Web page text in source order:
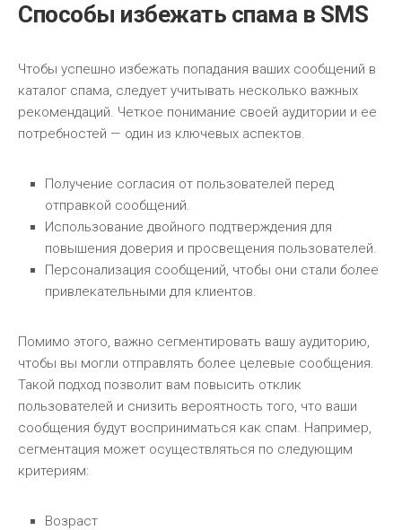
Способы избежать спама в SMS
Чтобы успешно избежать попадания ваших сообщений в
каталог спама, следует учитывать несколько важных
рекомендаций. Четкое понимание своей аудитории и ее
потребностей — один из ключевых аспектов.
Получение согласия от пользователей перед
отправкой сообщений.
Использование двойного подтверждения для
повышения доверия и просвещения пользователей.
Персонализация сообщений, чтобы они стали более
привлекательными для клиентов.
Помимо этого, важно сегментировать вашу аудиторию,
чтобы вы могли отправлять более целевые сообщения.
Такой подход позволит вам повысить отклик
пользователей и снизить вероятность того, что ваши
сообщения будут восприниматься как спам. Например,
сегментация может осуществляться по следующим
критериям:
Возраст